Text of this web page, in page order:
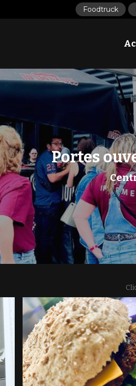
Foodtruck
Portes